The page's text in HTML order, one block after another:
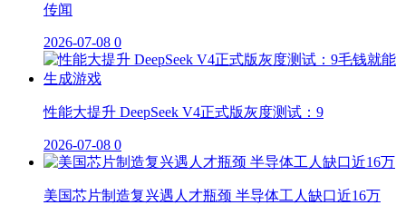
传闻
2026-07-08 0
性能大提升 DeepSeek V4正式版灰度测试：9
2026-07-08 0
美国芯片制造复兴遇人才瓶颈 半导体工人缺口近16万